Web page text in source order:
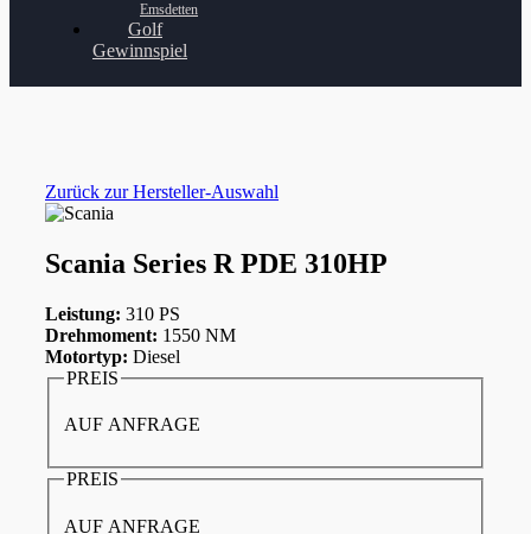
Emsdetten
Golf
Gewinnspiel
Zurück zur Hersteller-Auswahl
Scania Series R PDE 310HP
Leistung: 310 PS
Drehmoment: 1550 NM
Motortyp: Diesel
PREIS
AUF ANFRAGE
PREIS
AUF ANFRAGE